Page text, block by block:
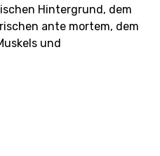
Hintergrund, dem
ante mortem, dem
und